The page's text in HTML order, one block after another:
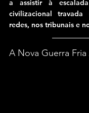
a assistir à
civilizacional
redes, nos tribunais e
A Nova Guerra Fria